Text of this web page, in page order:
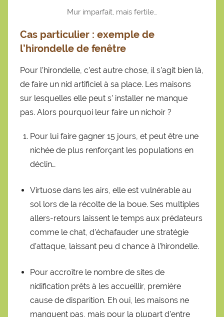
Mur imparfait, mais fertile…
Cas particulier : exemple de
l’hirondelle de fenêtre
Pour l’hirondelle, c’est autre chose, il s’agit bien là,
de faire un nid artificiel à sa place. Les maisons
sur lesquelles elle peut s’ installer ne manque
pas. Alors pourquoi leur faire un nichoir ?
Pour lui faire gagner 15 jours, et peut être une
nichée de plus renforçant les populations en
déclin…
Virtuose dans les airs, elle est vulnérable au
sol lors de la récolte de la boue. Ses multiples
allers-retours laissent le temps aux prédateurs
comme le chat, d’échafauder une stratégie
d’attaque, laissant peu d chance à l’hirondelle.
Pour accroître le nombre de sites de
nidification prêts à les accueillir, première
cause de disparition. Eh oui, les maisons ne
manquent pas, mais pour la plupart d’entre